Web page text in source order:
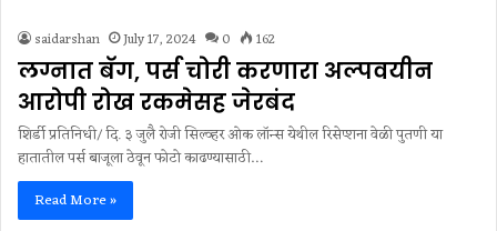
saidarshan July 17, 2024 0 162
लग्नात बॅग, पर्स चोरी करणारा अल्पवयीन
आरोपी रोख रकमेसह जेरबंद
शिर्डी प्रतिनिधी/ दि. ३ जुलै रोजी सिल्व्हर ओक लॉन्स येथील रिसेप्शना वेळी पुतणी या
हातातील पर्स बाजूला ठेवून फोटो काढण्यासाठी…
Read More »